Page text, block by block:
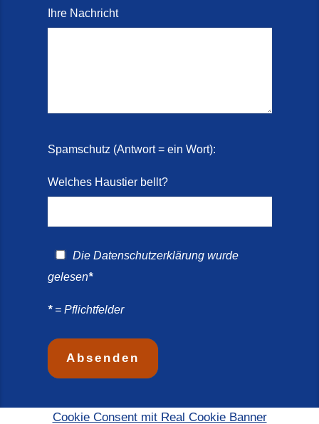
Ihre Nachricht
Spamschutz (Antwort = ein Wort):
Welches Haustier bellt?
Die Datenschutzerklärungwurde
gelesen*
*= Pflichtfelder
Cookie Consent mit Real Cookie Banner